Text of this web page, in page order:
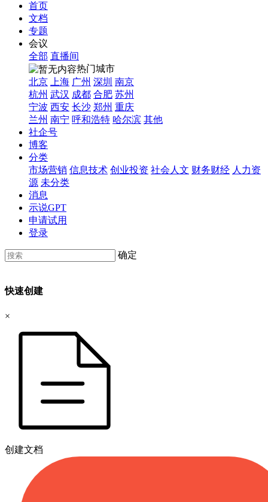
首页
文档
专题
会议
全部 直播间
热门城市
北京
上海 广州 深圳 南京
杭州 武汉 成都 合肥 苏州
宁波 西安 长沙 郑州 重庆
兰州 南宁 呼和浩特 哈尔滨 其他
社企号
博客
分类
市场营销 信息技术 创业投资 社会人文 财务财经 人力资
源 未分类
消息
示说GPT
申请试用
登录
确定
快速创建
×
创建文档